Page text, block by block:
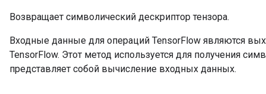
Возвращает символический дескриптор тензора.
Входные данные для операций TensorFlow являются
TensorFlow. Этот метод используется для получения
представляет собой вычисление входных данных.